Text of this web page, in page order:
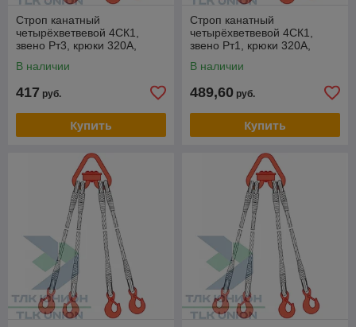
Строп канатный
четырёхветвевой 4СК1,
звено Рт3, крюки 320А,
РОМЕК
В наличии
417 руб.
Купить
Строп канатный
четырёхветвевой 4СК1,
звено Рт1, крюки 320А,
РОМЕК
В наличии
489,60 руб.
Купить